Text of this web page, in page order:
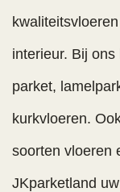
interieur. Bij
parket,
kurkvloeren.
soorten vloeren
JKparketland